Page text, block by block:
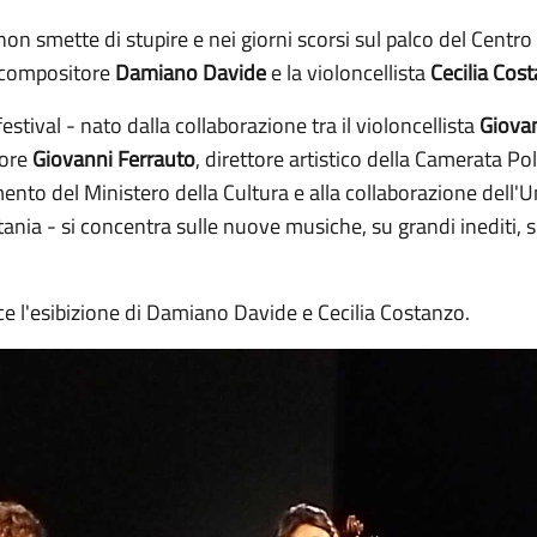
smette di stupire e nei giorni scorsi sul palco del
Damiano Davidee la violoncellistaCecilia
- nato dalla collaborazione tra il violoncellista
Giovanni Ferrauto, direttore artistico della Camerata
del Ministero della Cultura e alla collaborazione
- si concentra sulle nuove musiche, su grandi inediti,
l'esibizione di Damiano Davide e Cecilia Costanzo.